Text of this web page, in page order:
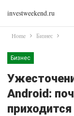
investweekend.ru
Home Бизнес
Бизнес
Android: